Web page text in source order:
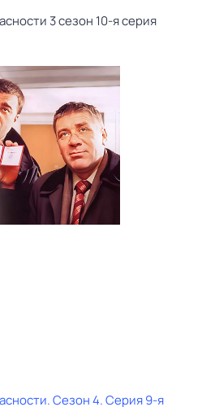
3 сезон 10-я серия
. Сезон 4. Серия 9-я